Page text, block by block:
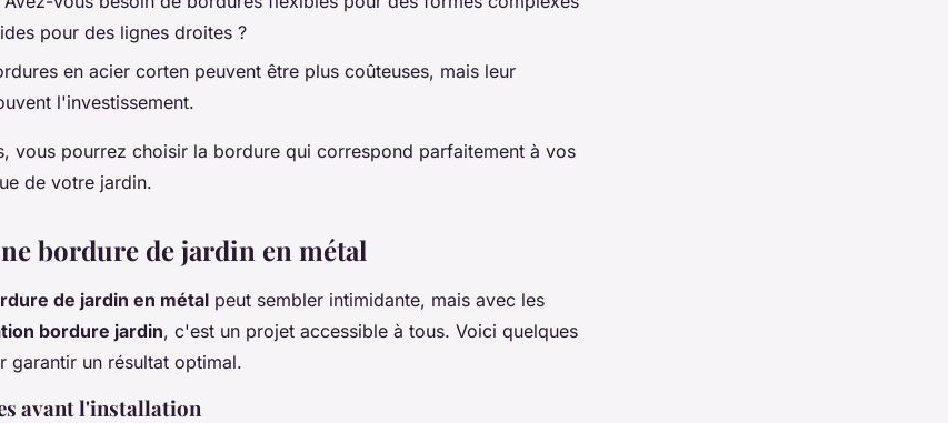
pour des lignes droites ?
en acier corten peuvent être plus coûteuses, mais leur
l'investissement.
vous pourrez choisir la bordure qui correspond parfaitement à vos
de votre jardin.
bordure de jardin en métal
de jardin en métal peut sembler intimidante, mais avec les
bordure jardin, c'est un projet accessible à tous. Voici quelques
garantir un résultat optimal.
avant l'installation